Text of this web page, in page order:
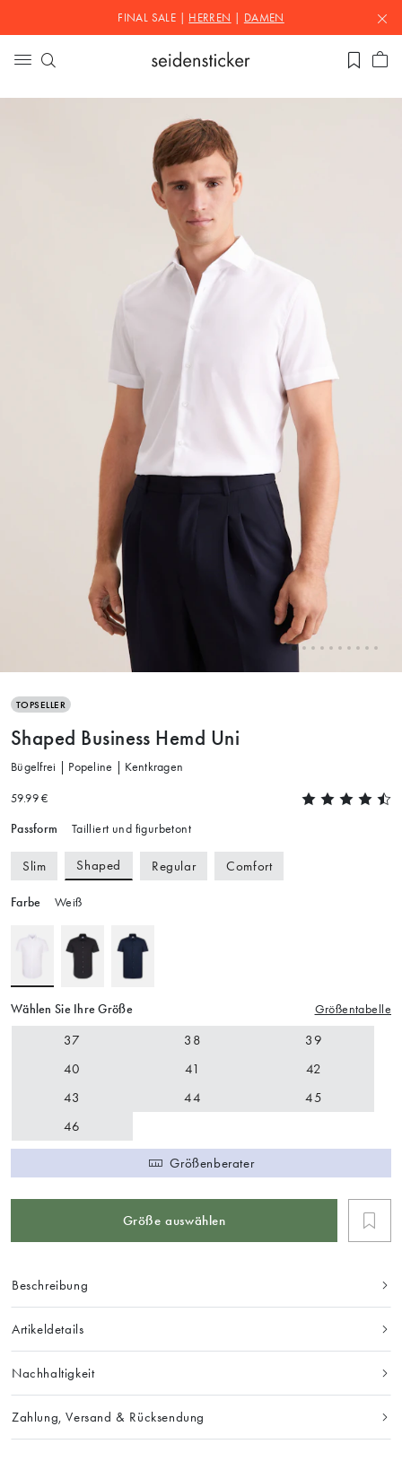
FINAL SALE | HERREN DAMEN
TOPSELLER
Shaped Business Hemd Uni
Bügelfrei | Popeline | Kentkragen
59.99 €
Passform Tailliert und figurbetont
Slim Shaped Regular Comfort
Farbe Weiß
Wählen Sie Ihre Größe Größentabelle
37 38
39
40
41
42
43
44
45
46
Größenberater
Größe auswählen
Beschreibung
Artikeldetails
Nachhaltigkeit
Zahlung, Versand & Rücksendung